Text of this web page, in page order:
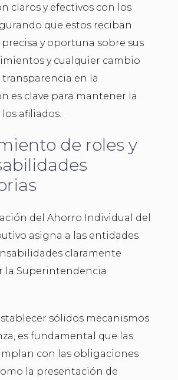
claros y efectivos con los
que estos reciban
y oportuna sobre sus
y cualquier cambio
transparencia en la
es clave para mantener la
afiliados.
de roles y
del Ahorro Individual del
asigna a las entidades
claramente
la Superintendencia
sólidos mecanismos
es fundamental que las
con las obligaciones
la presentación de